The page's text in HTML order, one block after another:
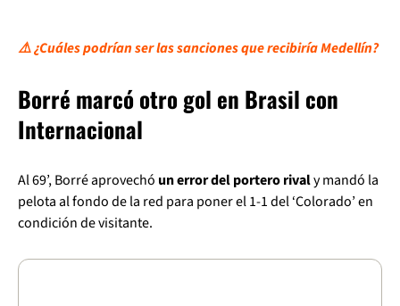
⚠️ ¿Cuáles podrían ser las sanciones que recibiría Medellín?
Borré marcó otro gol en Brasil con
Internacional
Al 69’, Borré aprovechó un error del portero rivaly mandó la
pelota al fondo de la red para poner el 1-1 del ‘Colorado’ en
condición de visitante.